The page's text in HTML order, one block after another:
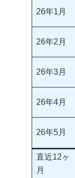
26年1月
26年2月
26年3月
26年4月
26年5月
直近12ヶ
月